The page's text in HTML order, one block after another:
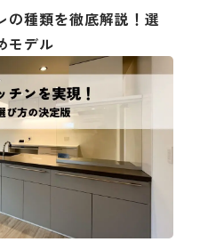
の種類を徹底解説！選
モデル